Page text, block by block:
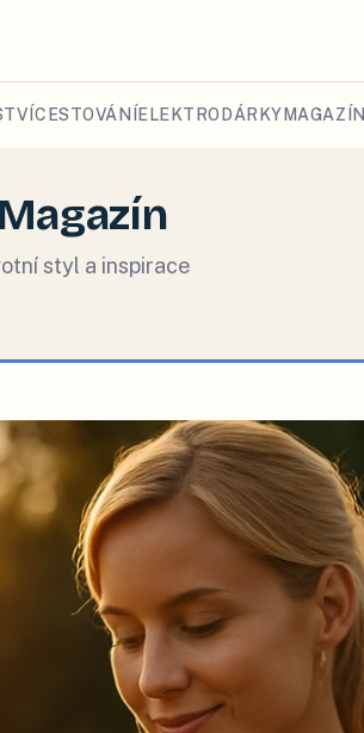
CESTOVÁNÍ ELEKTRO DÁRKY MAGAZÍN
Magazín
styl a inspirace